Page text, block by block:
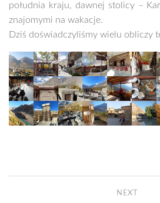
południa kraju, dawnej stolicy –
znajomymi na wakacje.
Dziś doświadczyliśmy wielu obliczy
NEXT